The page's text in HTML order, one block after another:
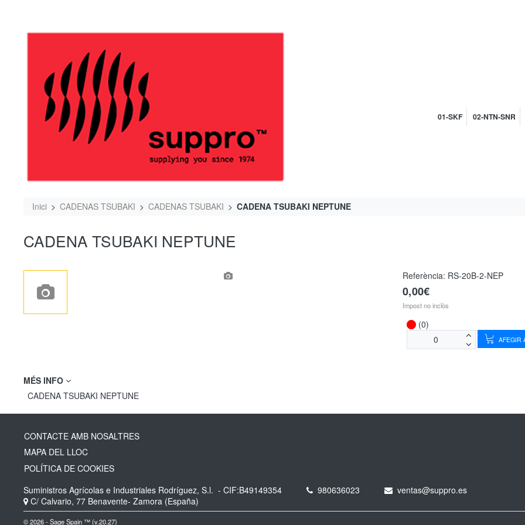
01-SKF 02-NTN-SNR
Inici CADENAS TSUBAKI CADENAS TSUBAKI CADENA TSUBAKI NEPTUNE
CADENA TSUBAKI NEPTUNE
Referència: RS-20B-2-NEP
0,00€
Impost no inclòs
(0)
AFEGIR
MÉS INFO
CADENA TSUBAKI NEPTUNE
CONTACTE AMB NOSALTRES
MAPA DEL LLOC
POLÍTICA DE COOKIES
Suministros Agrícolas e Industriales Rodríguez, S.l. - CIF:B49149354
C/ Calvario, 77 Benavente- Zamora (España)
980636023 ventas@suppro.es
© 2026 - Sage Spain ™ (v.20.27)